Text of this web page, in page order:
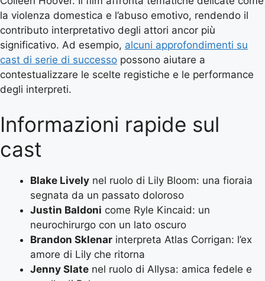
la violenza domestica e l’abuso emotivo, rendendo il
contributo interpretativo degli attori ancor più
significativo. Ad esempio, alcuni approfondimenti su
cast di serie di successo possono aiutare a
contestualizzare le scelte registiche e le performance
degli interpreti.
Informazioni rapide sul
cast
Blake Lively nel ruolo di Lily Bloom: una fioraia
segnata da un passato doloroso
Justin Baldoni come Ryle Kincaid: un
neurochirurgo con un lato oscuro
Brandon Sklenar interpreta Atlas Corrigan: l’ex
amore di Lily che ritorna
Jenny Slate nel ruolo di Allysa: amica fedele e